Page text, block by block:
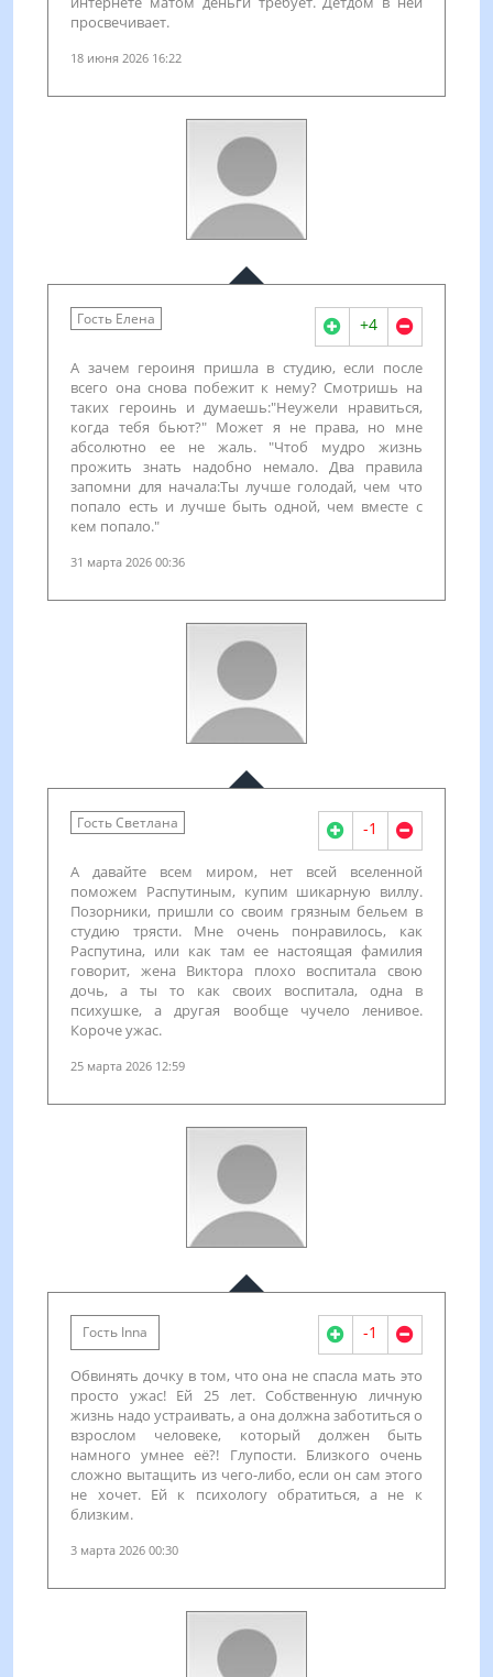
просвечивает.
18 июня 2026 16:22
Гость Елена +4
А зачем героиня пришла в студию, если после
всего она снова побежит к нему? Смотришь на
таких героинь и думаешь:"Неужели нравиться,
когда тебя бьют?" Может я не права, но мне
абсолютно ее не жаль. "Чтоб мудро жизнь
прожить знать надобно немало. Два правила
запомни для начала:Ты лучше голодай, чем что
попало есть и лучше быть одной, чем вместе с
кем попало."
31 марта 2026 00:36
Гость Светлана -1
А давайте всем миром, нет всей вселенной
поможем Распутиным, купим шикарную виллу.
Позорники, пришли со своим грязным бельем в
студию трясти. Мне очень понравилось, как
Распутина, или как там ее настоящая фамилия
говорит, жена Виктора плохо воспитала свою
дочь, а ты то как своих воспитала, одна в
психушке, а другая вообще чучело ленивое.
Короче ужас.
25 марта 2026 12:59
Гость Inna -1
Обвинять дочку в том, что она не спасла мать это
просто ужас! Ей 25 лет. Собственную личную
жизнь надо устраивать, а она должна заботиться о
взрослом человеке, который должен быть
намного умнее её?! Глупости. Близкого очень
сложно вытащить из чего-либо, если он сам этого
не хочет. Ей к психологу обратиться, а не к
близким.
3 марта 2026 00:30